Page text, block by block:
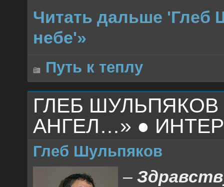
Читать дальше
небе'»
Путь к теплу
ГЛЕБ
АНГЕЛ…» ●
Глеб Шульпяков
–